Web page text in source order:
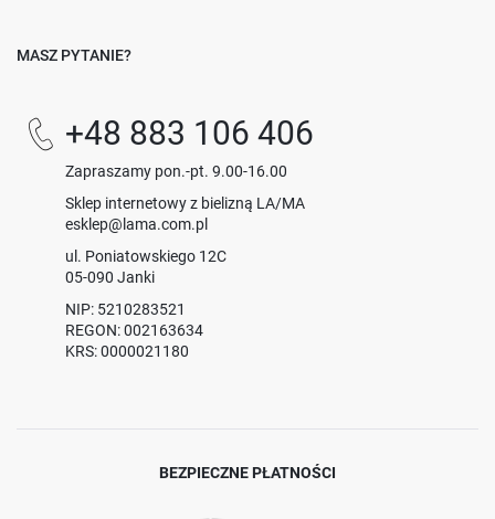
MASZ PYTANIE?
+48 883 106 406
Zapraszamy pon.-pt. 9.00-16.00
Sklep internetowy z bielizną LA/MA
esklep@lama.com.pl
ul. Poniatowskiego 12C
05-090 Janki
NIP: 5210283521
REGON: 002163634
KRS: 0000021180
BEZPIECZNE PŁATNOŚCI